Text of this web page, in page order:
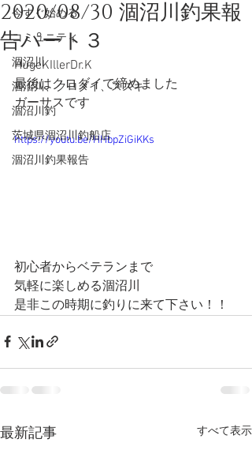
今すぐ始める
コミュニティ
涸沼川
涸沼川、クロダイ、スズキ
涸沼川釣
茨城県涸沼川釣船店
涸沼川釣果報告
2020/08/30 涸沼川釣果報
告パート３
HugeKIllerDr.K
最後はクロダイで締めました
ガーサスです
https://youtu.be/HHbpZiGiKKs
初心者からベテランまで
気軽に楽しめる涸沼川
是非この時期に釣りに来て下さい！！
最新記事 すべて表示